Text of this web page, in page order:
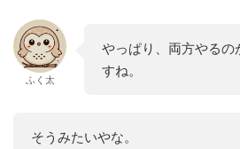
ふく太
やっぱり、両方やる
すね。
そうみたいやな。